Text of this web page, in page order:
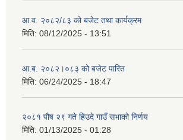
आ.व. २०८२/८३ को बजेट तथा कार्यक्रम
मिति: 08/12/2025 - 13:51
आ.ब. २०८२।०८३ को बजेट पारित
मिति: 06/24/2025 - 18:47
२०८१ पौष २९ गते हिउदे गाउँ सभाको निर्णय
मिति: 01/13/2025 - 01:28